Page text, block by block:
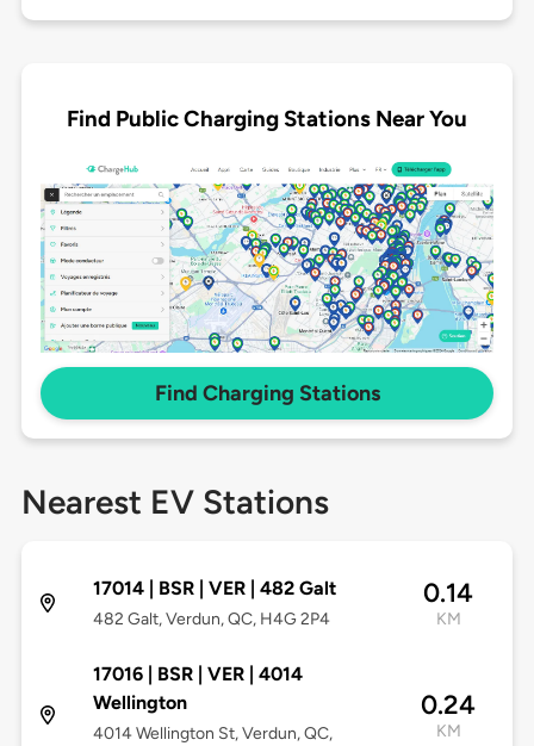
Find Public Charging Stations Near You
Find Charging Stations
Nearest EV Stations
17014 | BSR | VER | 482 Galt
482 Galt, Verdun, QC, H4G 2P4
0.14
KM
17016 | BSR | VER | 4014
Wellington
4014 Wellington St, Verdun, QC,
0.24
KM